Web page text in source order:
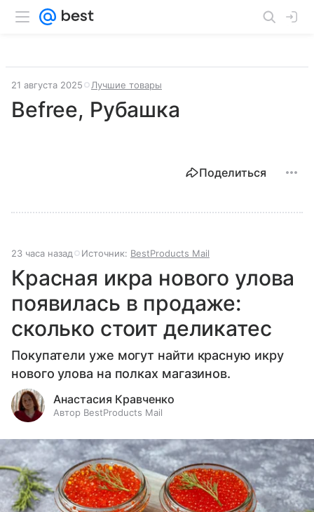
21 августа 2025 Лучшие товары
Befree, Рубашка
Поделиться
23 часа назад Источник: BestProducts Mail
Красная икра нового улова
появилась в продаже:
сколько стоит деликатес
Покупатели уже могут найти красную икру
нового улова на полках магазинов.
Анастасия Кравченко
Автор BestProducts Mail